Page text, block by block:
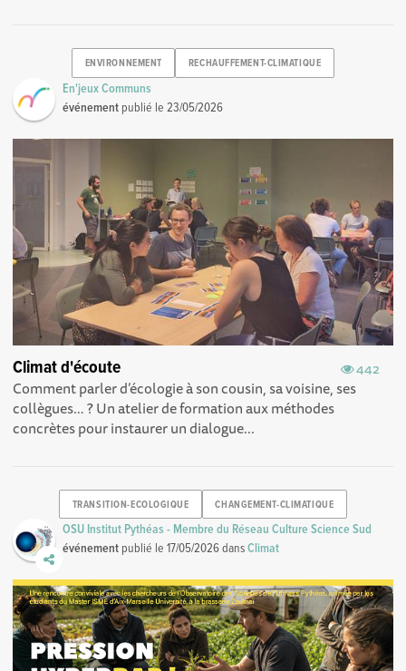
ENVIRONNEMENT RECHAUFFEMENT-CLIMATIQUE
En'jeux Communs
événement publié le23/05/2026
442
Climat d'écoute
Comment parler d’écologie à son cousin, sa voisine, ses
collègues… ? Un atelier de formation aux méthodes
concrètes pour instaurer un dialogue...
TRANSITION-ECOLOGIQUE CHANGEMENT-CLIMATIQUE
OSU Institut Pythéas - Membre du Réseau Culture Science Sud
événement publié le17/05/2026dansClimat